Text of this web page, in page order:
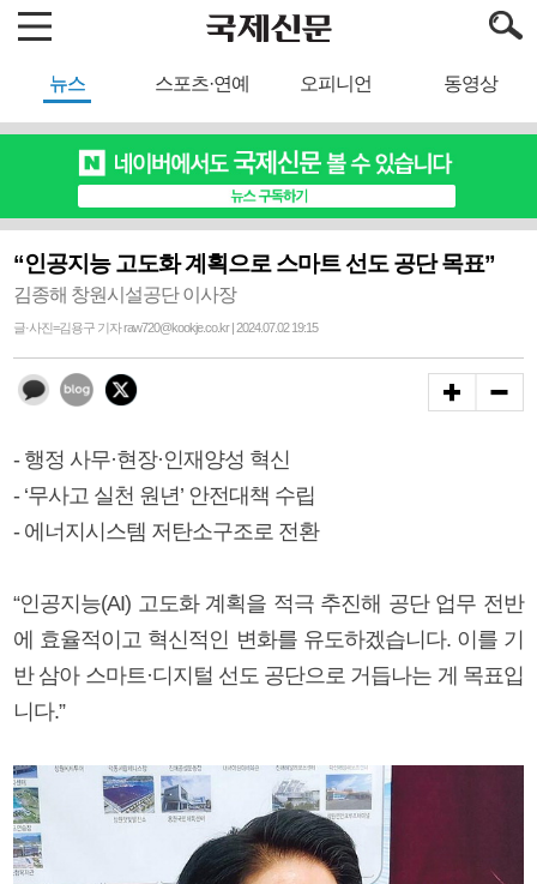
뉴스 스포츠·연예 오피니언 동영상
“인공지능 고도화 계획으로 스마트 선도 공단 목표”
김종해 창원시설공단 이사장
글·사진=김용구 기자 raw720@kookje.co.kr | 2024.07.02 19:15
- 행정 사무·현장·인재양성 혁신
- ‘무사고 실천 원년’ 안전대책 수립
- 에너지시스템 저탄소구조로 전환
“인공지능(AI) 고도화 계획을 적극 추진해 공단 업무 전반
에 효율적이고 혁신적인 변화를 유도하겠습니다. 이를 기
반 삼아 스마트·디지털 선도 공단으로 거듭나는 게 목표입
니다.”